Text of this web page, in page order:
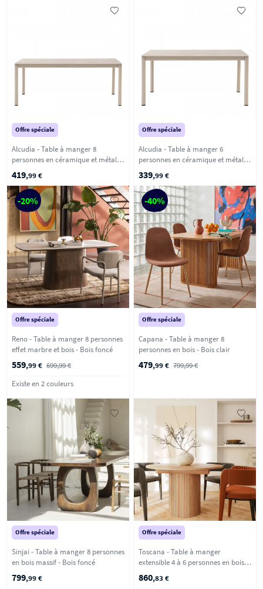
Offre spéciale
Alcudia - Table à manger 8
personnes en céramique et métal -
Beige
419,99 €
Offre spéciale
Alcudia - Table à manger 6
personnes en céramique et métal -
Beige
339,99 €
-20%
Offre spéciale
Reno - Table à manger 8 personnes
effet marbre et bois - Bois foncé
559,99 € 699,99 €
Existe en 2 couleurs
-40%
Offre spéciale
Capana - Table à manger 8
personnes en bois - Bois clair
479,99 € 799,99 €
Offre spéciale
Sinjai - Table à manger 8 personnes
en bois massif - Bois foncé
799,99 €
Offre spéciale
Toscana - Table à manger
extensible 4 à 6 personnes en bois
860,83 €